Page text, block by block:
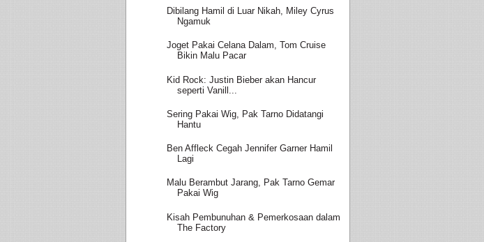
Dibilang Hamil di Luar Nikah, Miley Cyrus
Ngamuk
Joget Pakai Celana Dalam, Tom Cruise
Bikin Malu Pacar
Kid Rock: Justin Bieber akan Hancur
seperti Vanill...
Sering Pakai Wig, Pak Tarno Didatangi
Hantu
Ben Affleck Cegah Jennifer Garner Hamil
Lagi
Malu Berambut Jarang, Pak Tarno Gemar
Pakai Wig
Kisah Pembunuhan & Pemerkosaan dalam
The Factory